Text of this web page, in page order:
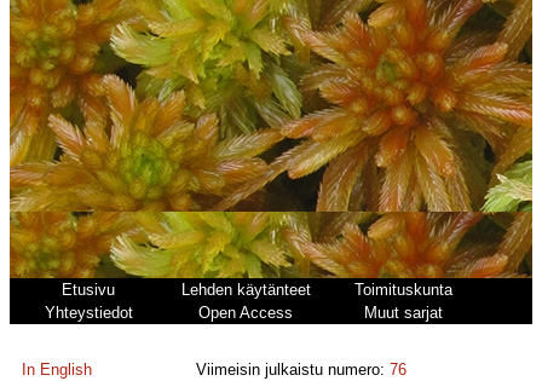
Etusivu Lehden käytänteet
Toimituskunta
Yhteystiedot
Open Access Muut sarjat
In English Viimeisin julkaistu numero:76